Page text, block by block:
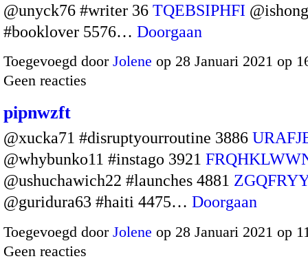
@unyck76 #writer 36 TQEBSIPHFI
#booklover 5576… Doorgaan
Toegevoegd door Jolene op 28 Januari 2021 op
Geen reacties
pipnwzft
@xucka71 #disruptyourroutine 3886
@whybunko11 #instago 3921
@ushuchawich22 #launches 4881
@guridura63 #haiti 4475… Doorgaan
Toegevoegd door Jolene op 28 Januari 2021 op
Geen reacties